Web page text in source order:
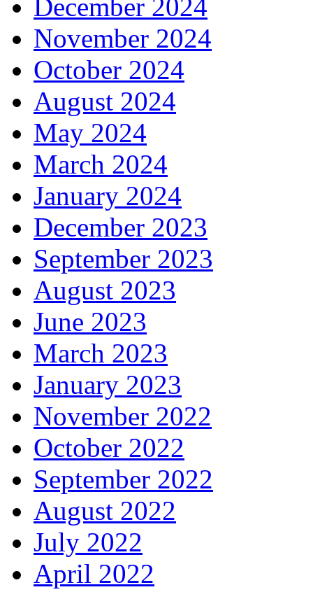
December 2024
November 2024
October 2024
August 2024
May 2024
March 2024
January 2024
December 2023
September 2023
August 2023
June 2023
March 2023
January 2023
November 2022
October 2022
September 2022
August 2022
July 2022
April 2022